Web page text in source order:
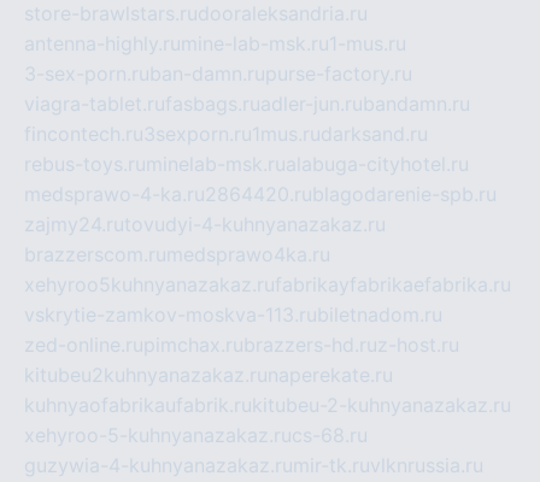
store-brawlstars.rudooraleksandria.ru
antenna-highly.ru mine-lab-msk.ru1-mus.ru
3-sex-porn.ruban-damn.rupurse-factory.ru
viagra-tablet.rufasbags.ruadler-jun.rubandamn.ru
fincontech.ru3sexporn.ru1mus.rudarksand.ru
rebus-toys.ru minelab-msk.rualabuga-cityhotel.ru
medsprawo-4-ka.ru2864420.rublagodarenie-spb.ru
zajmy24.rutovudyi-4-kuhnyanazakaz.ru
brazzerscom.ru medsprawo4ka.ru
xehyroo5kuhnyanazakaz.rufabrikayfabrikaefabrika.ru
vskrytie-zamkov-moskva-113.rubiletnadom.ru
zed-online.rupimchax.rubrazzers-hd.ruz-host.ru
kitubeu2kuhnyanazakaz.ru naperekate.ru
kuhnyaofabrikaufabrik.rukitubeu-2-kuhnyanazakaz.ru
xehyroo-5-kuhnyanazakaz.rucs-68.ru
guzywia-4-kuhnyanazakaz.ru mir-tk.ruvlknrussia.ru